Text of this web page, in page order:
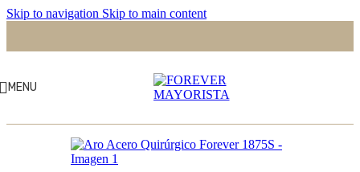
Skip to navigation Skip to main content
MENU